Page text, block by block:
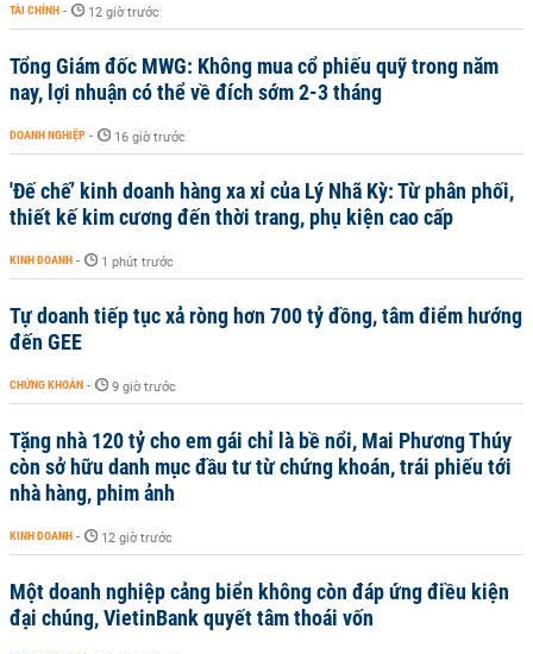
TÀI CHÍNH - 12 giờ trước
Tổng Giám đốc MWG: Không mua cổ phiếu quỹ trong năm
nay, lợi nhuận có thể về đích sớm 2-3 tháng
DOANH NGHIỆP - 16 giờ trước
'Đế chế’ kinh doanh hàng xa xỉ của Lý Nhã Kỳ: Từ phân phối,
thiết kế kim cương đến thời trang, phụ kiện cao cấp
KINH DOANH - 1 phút trước
Tự doanh tiếp tục xả ròng hơn 700 tỷ đồng, tâm điểm hướng
đến GEE
CHỨNG KHOÁN - 9 giờ trước
Tặng nhà 120 tỷ cho em gái chỉ là bề nổi, Mai Phương Thúy
còn sở hữu danh mục đầu tư từ chứng khoán, trái phiếu tới
nhà hàng, phim ảnh
KINH DOANH - 12 giờ trước
Một doanh nghiệp cảng biển không còn đáp ứng điều kiện
đại chúng, VietinBank quyết tâm thoái vốn